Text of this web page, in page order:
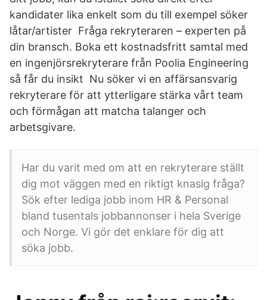
kandidater lika enkelt som du till exempel söker
låtar/artister Fråga rekryteraren – experten på
din bransch. Boka ett kostnadsfritt samtal med
en ingenjörsrekryterare från Poolia Engineering
så får du insikt Nu söker vi en affärsansvarig
rekryterare för att ytterligare stärka vårt team
och förmågan att matcha talanger och
arbetsgivare.
Har du varit med om att en rekryterare ställt
dig mot väggen med en riktigt knasig fråga?
Sök efter lediga jobb inom HR & Personal
bland tusentals jobbannonser i hela Sverige
och Norge. Vi gör det enklare för dig att
söka jobb.